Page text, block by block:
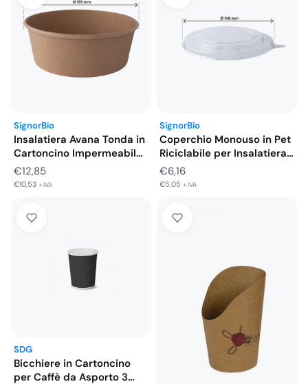
SignorBio
Insalatiera Avana Tonda in
Cartoncino Impermeabile
Ø185 mm…
€12,85
€10,53 + IVA
SignorBio
Coperchio Monouso in Pet
Riciclabile per Insalatiera
Ø148…
€6,16
€5,05 + IVA
SDG
Bicchiere in Cartoncino
per Caffè da Asporto 3…